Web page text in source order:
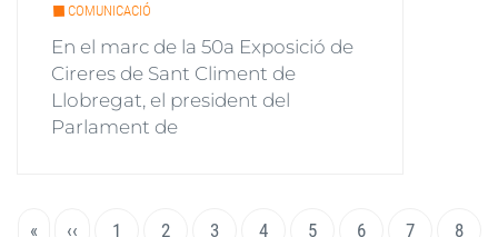
COMUNICACIÓ
En el marc de la 50a Exposició de
Cireres de Sant Climent de
Llobregat, el president del
Parlament de
Paginació
Primera
«
Pàgina
‹‹ Page
1
Pàgina
2 Page
3 Page
4 Page
5 Page
6 Page
7 Page
8